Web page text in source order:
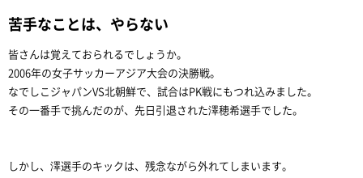
苦手なことは、やらない
皆さんは覚えておられるでしょうか。
2006年の女子サッカーアジア大会の決勝戦。
なでしこジャパンVS北朝鮮で、試合はPK戦にもつれ込みました。
その一番手で挑んだのが、先日引退された澤穂希選手でした。
しかし、澤選手のキックは、残念ながら外れてしまいます。